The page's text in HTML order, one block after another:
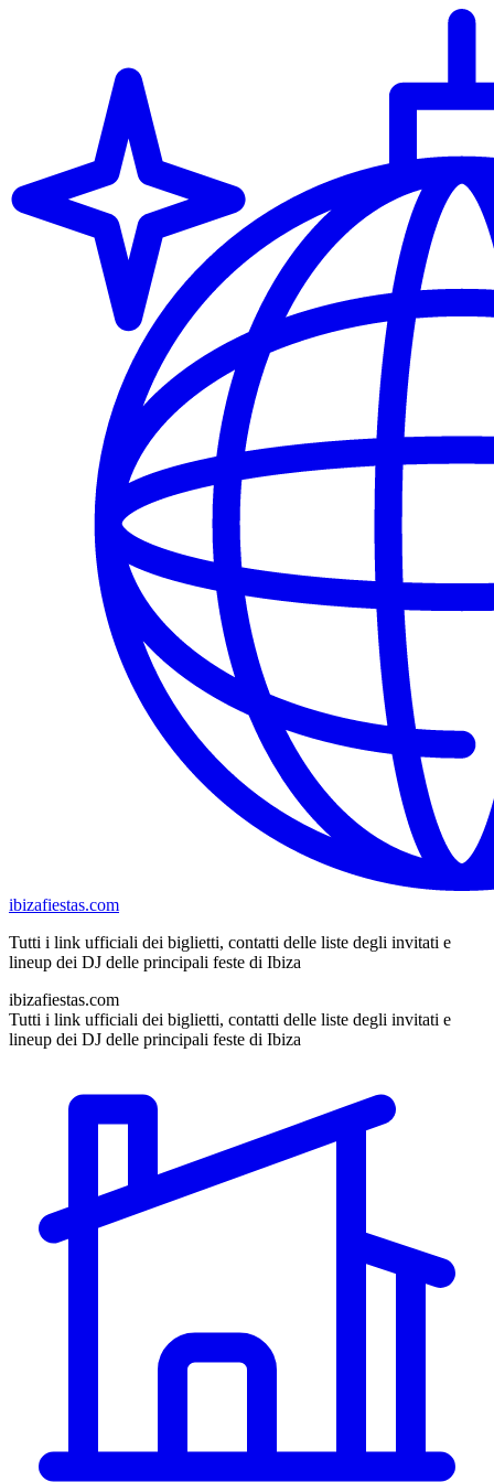
ibizafiestas.com
Tutti i link ufficiali dei biglietti, contatti delle liste degli invitati e
lineup dei DJ delle principali feste di Ibiza
ibizafiestas.com
Tutti i link ufficiali dei biglietti, contatti delle liste degli invitati e
lineup dei DJ delle principali feste di Ibiza